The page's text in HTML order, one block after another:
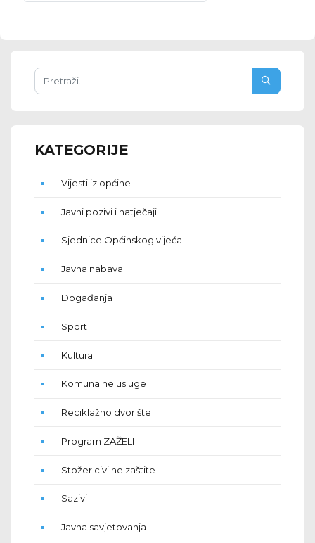
KATEGORIJE
Vijesti iz općine
Javni pozivi i natječaji
Sjednice Općinskog vijeća
Javna nabava
Događanja
Sport
Kultura
Komunalne usluge
Reciklažno dvorište
Program ZAŽELI
Stožer civilne zaštite
Sazivi
Javna savjetovanja